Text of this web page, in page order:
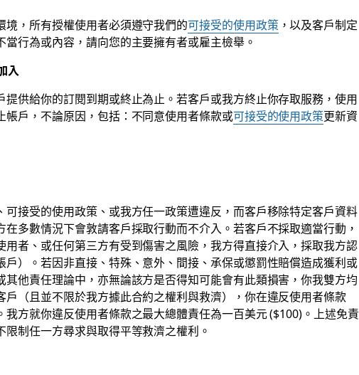
，所有授權使用者必須遵守我們的可接受的使用政策，以及客戶制定
行為或內容，請向您的主要擁有者或雇主檢舉。
入
提供給你的訂閱到期或終止為止。若客戶或我方終止你存取服務，使用
帳戶，不論原因，包括：不同意使用者條款或可接受的使用政策更新資
可接受的使用政策、或我方任一政策遭違反，而客戶移除特定客戶資料
多數情況下會敦請客戶採取行動而不介入。若客戶不採取適當行動，
用者、或任何第三方有受到傷害之風險，我方得直接介入，採取我方認
戶）。若因非直接、特殊、意外、間接、承保或懲罰性賠償造成獲利或
其他責任理論中，亦無論該方是否得知可能會有此類損害，你我雙方均
戶（且並不限於我方據此合約之權利與救濟），你在違反使用者條款
我方就你違反使用者條款之最大總體責任為一百美元 ($100)。上述免責
制任一方尋求與取得平等救濟之權利。